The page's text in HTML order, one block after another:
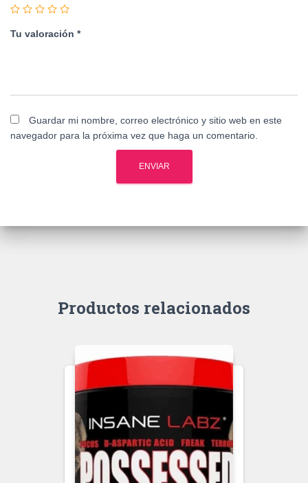
Tu valoración *
Guardar mi nombre, correo electrónico y sitio web en este
navegador para la próxima vez que haga un comentario.
Productos relacionados